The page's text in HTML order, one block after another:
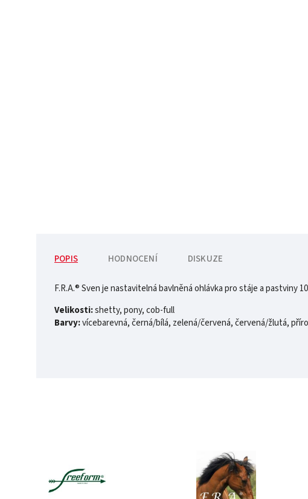
POPIS HODNOCENÍ DISKUZE
F.R.A.® Sven je nastavitelná bavlněná ohlávka pro stáje a pastviny
Velikosti:shetty, pony, cob-full
Barvy:vícebarevná, černá/bílá, zelená/červená, červená/žlutá,